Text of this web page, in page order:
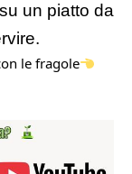
un piatto da
le fragole